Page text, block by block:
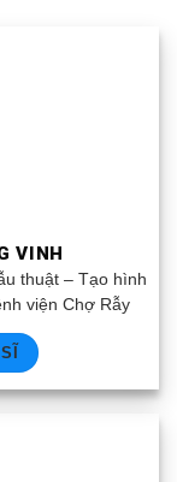
VINH
thuật – Tạo hình
viện Chợ Rẫy